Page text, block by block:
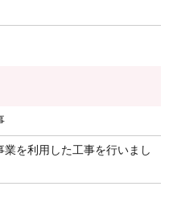
業を利用した工事を行いまし